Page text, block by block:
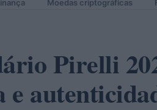
Moedas criptográficas
Pirelli
e